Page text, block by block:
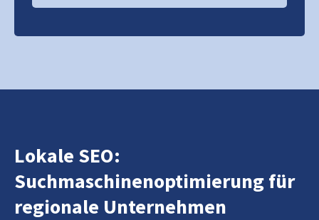
Lokale SEO:
Suchmaschinenoptimierung für
regionale Unternehmen